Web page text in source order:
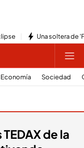
Una soltera de
Economía Sociedad
de la